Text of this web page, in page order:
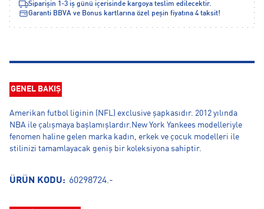
Siparişin 1-3 iş günü içerisinde kargoya teslim edilecektir.
Garanti BBVA ve Bonus kartlarına özel peşin fiyatına 4 taksit!
GENEL BAKIŞ
Amerikan futbol liginin (NFL) exclusive şapkasıdır. 2012 yılında
NBA ile çalışmaya başlamışlardır.New York Yankees modelleriyle
fenomen haline gelen marka kadın, erkek ve çocuk modelleri ile
stilinizi tamamlayacak geniş bir koleksiyona sahiptir.
ÜRÜN KODU: 60298724.-